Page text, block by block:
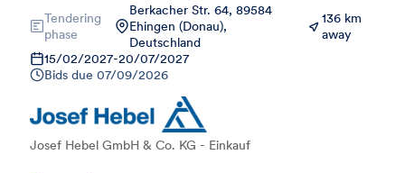
Tendering
phase
Berkacher Str. 64, 89584
Ehingen (Donau),
Deutschland
136 km
away
15/02/2027-20/07/2027
Bids due 07/09/2026
Josef Hebel GmbH & Co. KG - Einkauf